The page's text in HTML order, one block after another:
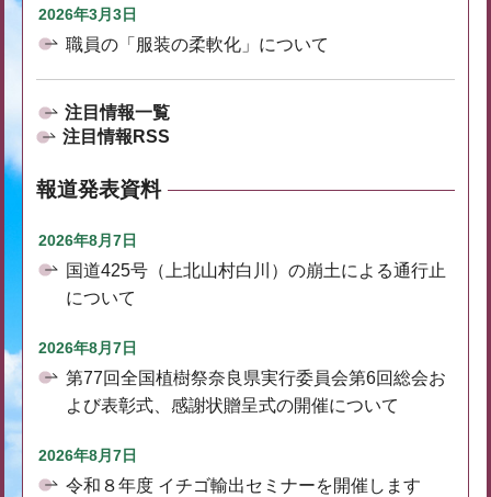
2026年3月3日
職員の「服装の柔軟化」について
注目情報一覧
注目情報RSS
報道発表資料
2026年8月7日
国道425号（上北山村白川）の崩土による通行止
について
2026年8月7日
第77回全国植樹祭奈良県実行委員会第6回総会お
よび表彰式、感謝状贈呈式の開催について
2026年8月7日
令和８年度 イチゴ輸出セミナーを開催します